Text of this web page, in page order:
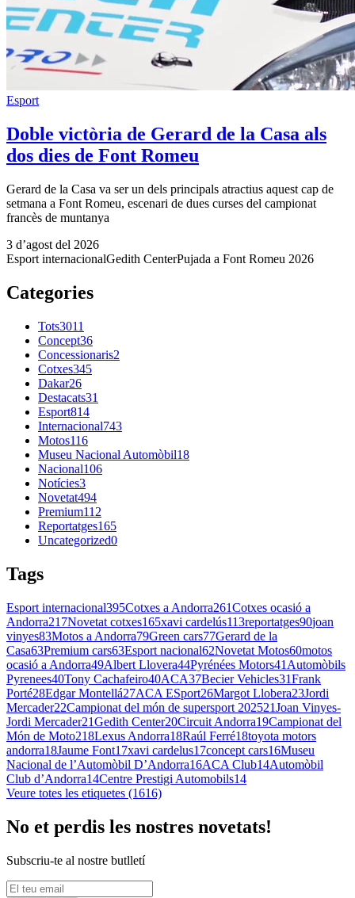
Esport
Doble victòria de Gerard de la Casa als
dos dies de Font Romeu
Gerard de la Casa va ser un dels principals atractius aquest cap de
setmana a Font Romeu, escenari de dues curses del campionat
francès de muntanya
3 d’agost del 2026
Esport internacionalGedith CenterPujada a Font Romeu 2026
Categories
Tots3011
Concept36
Concessionaris2
Cotxes345
Dakar26
Destacats31
Esport814
Internacional743
Motos116
Museu Nacional Automòbil18
Nacional106
Notícies3
Novetat494
Premium112
Reportatges165
Uncategorized0
Tags
Esport internacional395Cotxes a Andorra261Cotxes ocasió a
Andorra217Novetat cotxes165xavi cardelús113reportatges90joan
vinyes83Motos a Andorra79Green cars77Gerard de la
Casa63Premium cars63Esport nacional62Novetat Motos60motos
ocasió a Andorra49Albert Llovera44Pyrénées Motors41 Automòbils
Pyrenees40Tony Cachafeiro40ACA37Becier Vehicles31Frank
Porté28Edgar Montellá27ACA ESport26Margot Llobera23Jordi
Mercader22Campionat del món de supersport 202521Joan Vinyes-
Jordi Mercader21Gedith Center20Circuit Andorra19Campionat del
Món de Moto218Lexus Andorra18Raúl Ferré18toyota motors
andorra18Jaume Font17xavi cardelus17concept cars16Museu
Nacional de l’Automòbil D’Andorra16ACA Club14Automòbil
Club d’Andorra14Centre Prestigi Automobils14
Veure totes les etiquetes (1616)
No et perdis les nostres novetats!
Subscriu-te al nostre butlletí